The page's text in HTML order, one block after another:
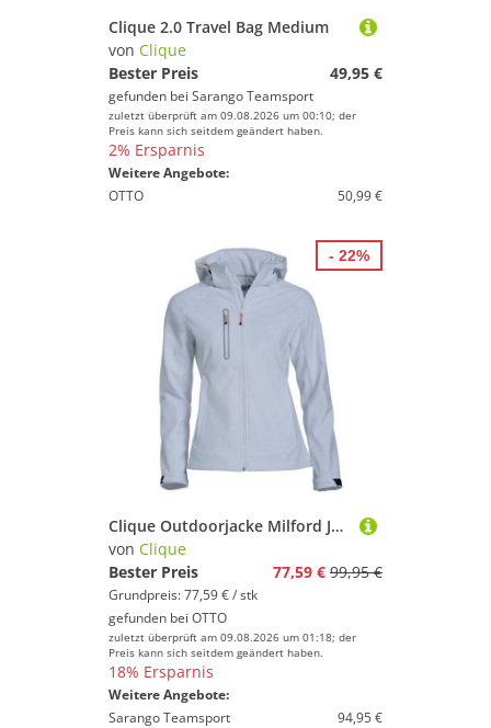
Clique 2.0 Travel Bag Medium
von Clique
Bester Preis
49,95 €
gefunden bei Sarango Teamsport
zuletzt überprüft am 09.08.2026 um 00:10; der
Preis kann sich seitdem geändert haben.
2% Ersparnis
Weitere Angebote:
OTTO
50,99 €
Clique Outdoorjacke Milford Jacket Ladies
von Clique
Bester Preis
77,59 € 99,95 €
Grundpreis: 77,59 € / stk
gefunden bei OTTO
zuletzt überprüft am 09.08.2026 um 01:18; der
Preis kann sich seitdem geändert haben.
18% Ersparnis
Weitere Angebote:
Sarango Teamsport
94,95 €
- 22%